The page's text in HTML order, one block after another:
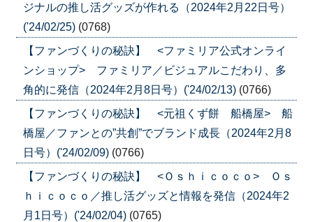
ジナルの推し活グッズが作れる（2024年2月22日号）
('24/02/25) (0768)
【ファンづくりの秘訣】 <ファミリア公式オンライ
ンショップ> ファミリア／ビジュアルこだわり、多
角的に発信（2024年2月8日号）('24/02/13) (0766)
【ファンづくりの秘訣】 <元祖くず餅 船橋屋> 船
橋屋／ファンとの”共創”でブランド成長（2024年2月8
日号）('24/02/09) (0766)
【ファンづくりの秘訣】 <Ｏｓｈｉｃｏｃｏ> Ｏｓ
ｈｉｃｏｃｏ／推し活グッズと情報を発信（2024年2
月1日号）('24/02/04) (0765)